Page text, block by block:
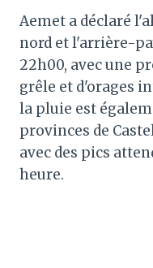
Aemet a déclaré
nord et l'arrière-
22h00, avec une
grêle et d'orages
la pluie est
provinces de
avec des pics
heure.